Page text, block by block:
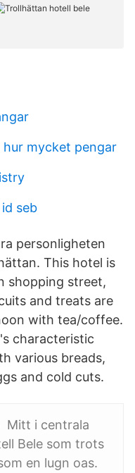
mycket pengar
seb
personligheten
This hotel is
shopping street,
and treats are
with tea/coffee.
characteristic
various breads,
and cold cuts.
Mitt i centrala
Bele som trots
en lugn oas.